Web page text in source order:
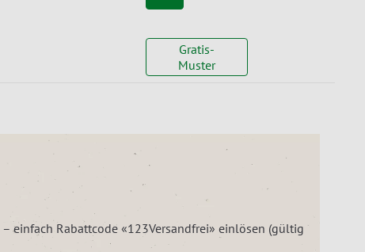
Gratis-
Muster
einfach Rabattcode «123Versandfrei» einlösen (gültig